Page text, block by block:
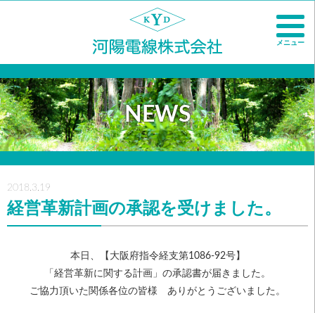
NEWS
2018.3.19
経営革新計画の承認を受けました。
本日、【大阪府指令経支第1086-92号】
「経営革新に関する計画」の承認書が届きました。
ご協力頂いた関係各位の皆様 ありがとうございました。
メニュー